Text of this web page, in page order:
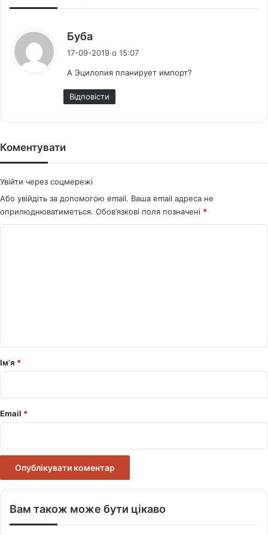
Буба
к
з
а
в
17-09-2019 о 15:07
А Эцилопия планирует импорт?
Відповіcти
Коментувати
Увійти через соцмережі
Або увійдіть за допомогою email. Ваша email адреса не
оприлюднюватиметься. Обов’язкові поля позначені *
р
Ім’я *
Email *
Вам також може бути цікаво